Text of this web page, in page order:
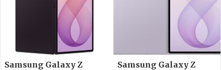
Samsung Galaxy Z
Samsung Galaxy Z